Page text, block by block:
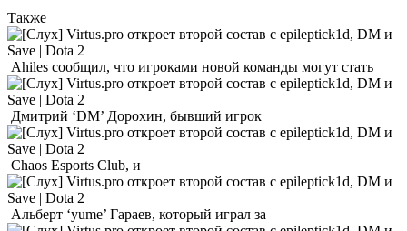
Также
Ahiles сообщил, что игроками новой команды могут стать
Дмитрий ‘DM’ Дорохин, бывший игрок
Chaos Esports Club, и
Альберт ‘yume’ Гараев, который играл за